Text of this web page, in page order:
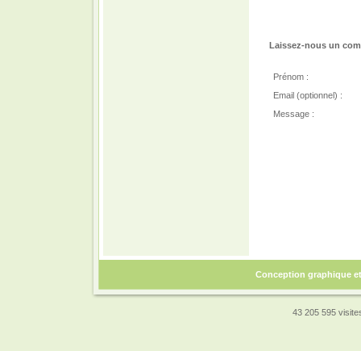
Laissez-nous un
Prénom :
Email (optionnel) :
Message :
Conception graphique
43 205 595